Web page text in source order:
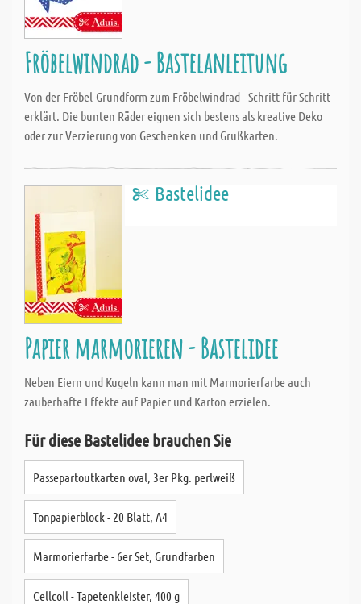
Fröbelwindrad - Bastelanleitung
Von der Fröbel-Grundform zum Fröbelwindrad - Schritt für Schritt
erklärt. Die bunten Räder eignen sich bestens als kreative Deko
oder zur Verzierung von Geschenken und Grußkarten.
Bastelidee
Papier marmorieren - Bastelidee
Neben Eiern und Kugeln kann man mit Marmorierfarbe auch
zauberhafte Effekte auf Papier und Karton erzielen.
Für diese Bastelidee brauchen Sie
Passepartoutkarten oval, 3er Pkg. perlweiß
Tonpapierblock - 20 Blatt, A4
Marmorierfarbe - 6er Set, Grundfarben
Cellcoll - Tapetenkleister, 400 g